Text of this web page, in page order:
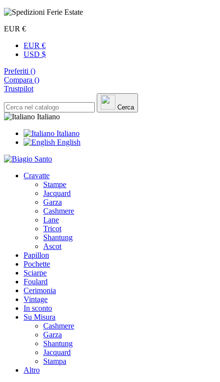
EUR €
EUR €
USD $
Preferiti ()
Compara ()
Trustpilot
Cerca
Italiano
Italiano
English
Cravatte
Stampe
Jacquard
Garza
Cashmere
Lane
Tricot
Shantung
Ascot
Papillon
Pochette
Sciarpe
Foulard
Cerimonia
Vintage
In sconto
Su Misura
Cashmere
Garza
Shantung
Jacquard
Stampa
Altro